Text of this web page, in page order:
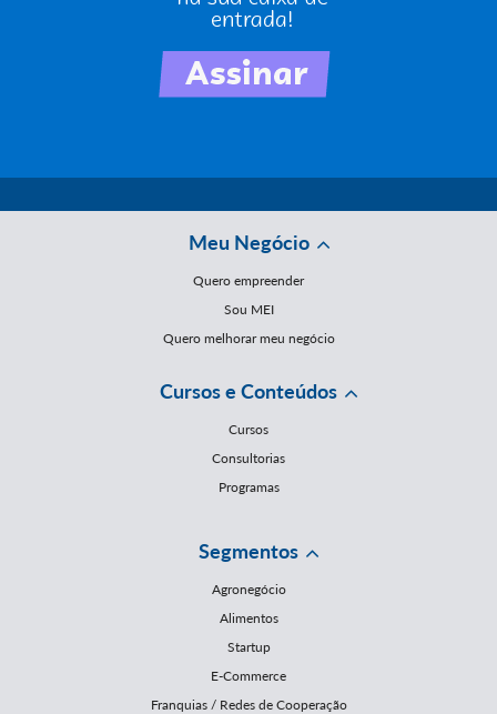
Meu Negócio
Quero empreender
Sou MEI
Quero melhorar meu negócio
Cursos e Conteúdos
Cursos
Consultorias
Programas
Segmentos
Agronegócio
Alimentos
Startup
E-Commerce
Franquias / Redes de Cooperação